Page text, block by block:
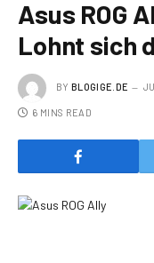
Asus ROG
Lohnt sich
BY BLOGIGE.DE
6 MINS READ